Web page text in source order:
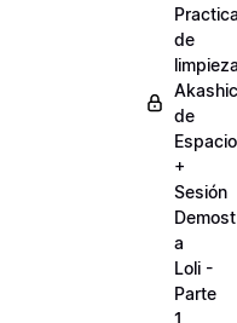
de
de
+
Sesión
a
Loli -
Parte
1